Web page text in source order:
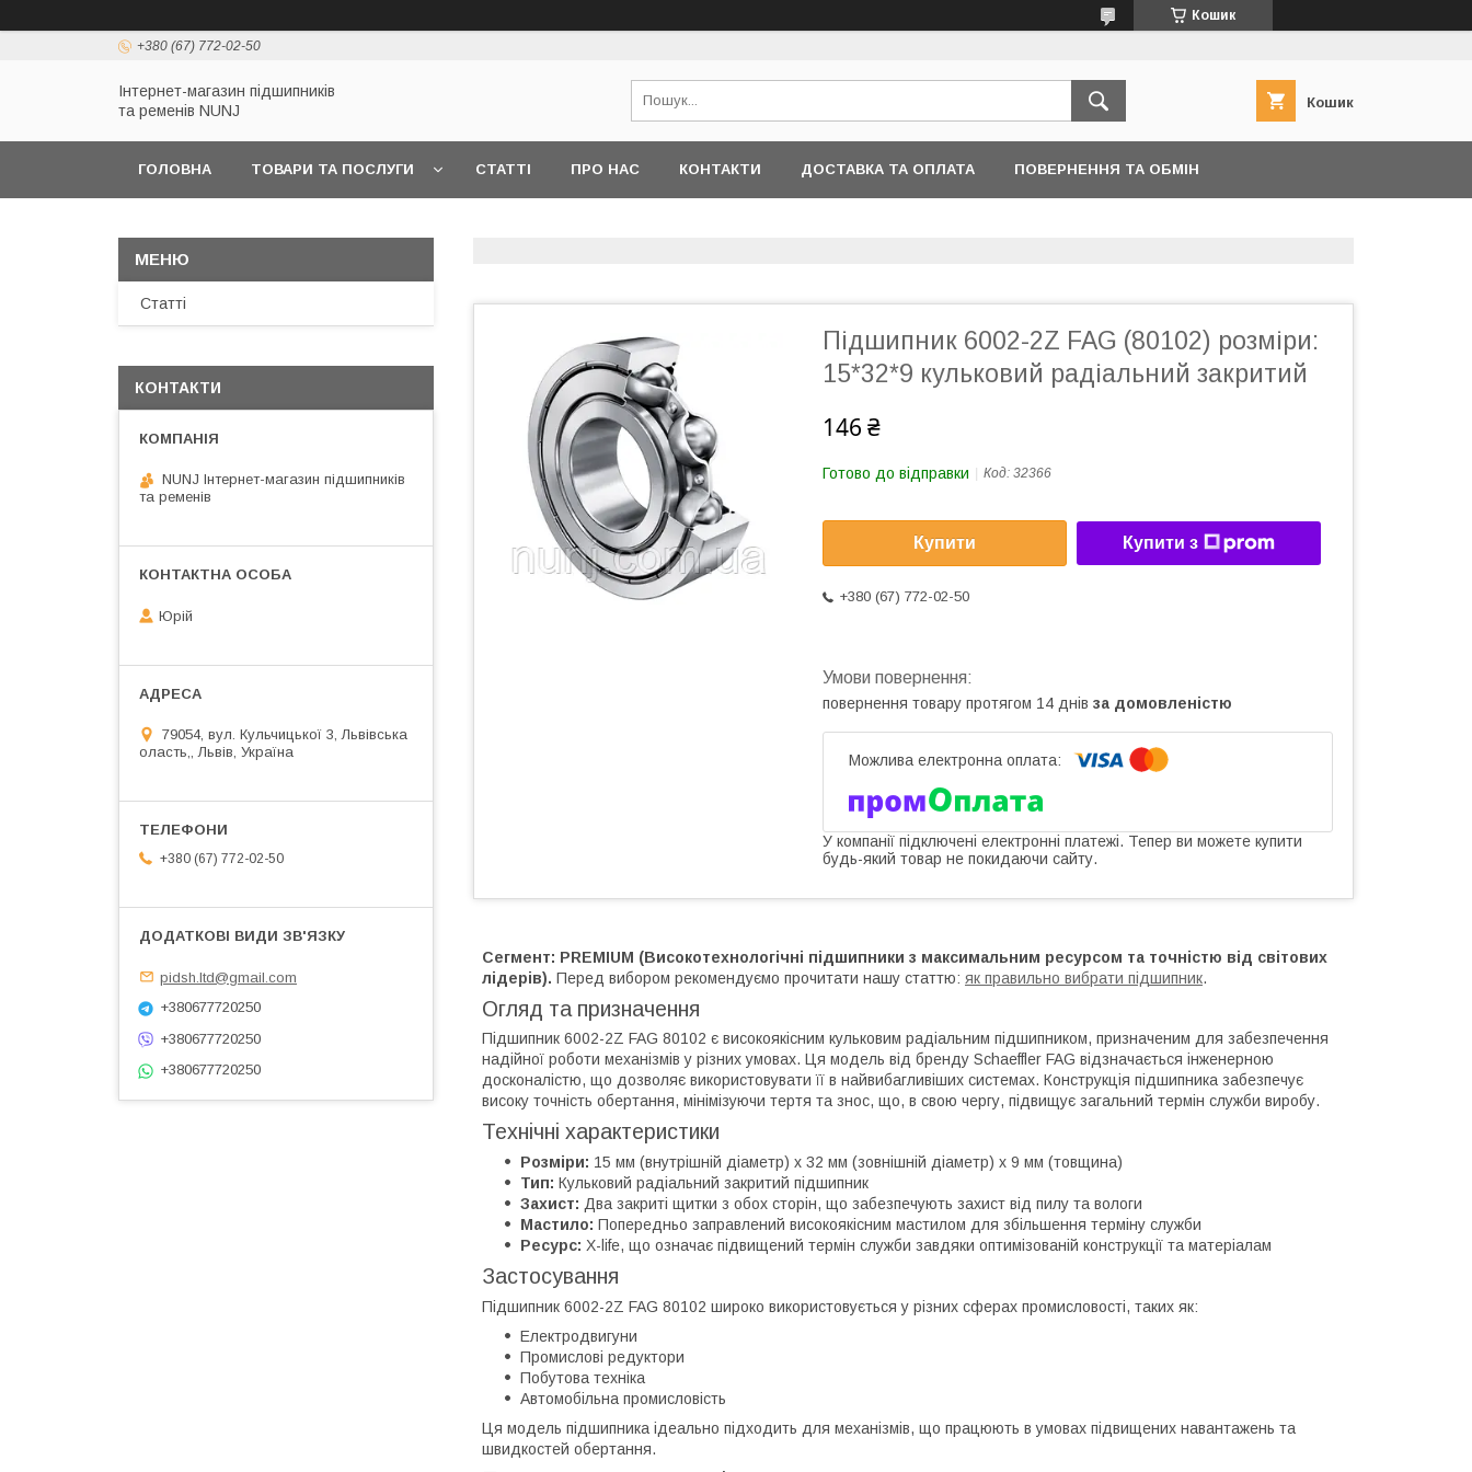
Кошик
+380 (67) 772-02-50
Інтернет-магазин підшипників
та ременів NUNJ
Кошик
ГОЛОВНА ТОВАРИ ТА ПОСЛУГИ СТАТТІ ПРО НАС КОНТАКТИ ДОСТАВКА ТА ОПЛАТА ПОВЕРНЕННЯ ТА ОБМІН
Підшипник 6002-2Z FAG (80102) розміри:
15*32*9 кульковий радіальний закритий
146 ₴
Готово до відправки Код: 32366
Купити Купити з
+380 (67) 772-02-50
повернення товару протягом 14 днів за домовленістю
У компанії підключені електронні платежі. Тепер ви можете купити
будь-який товар не покидаючи сайту.
Сегмент: PREMIUM (Високотехнологічні підшипники з максимальним ресурсом та точністю від світових
лідерів). Перед вибором рекомендуємо прочитати нашу статтю: як правильно вибрати підшипник.
Огляд та призначення
Підшипник 6002-2Z FAG 80102 є високоякісним кульковим радіальним підшипником, призначеним для забезпечення
надійної роботи механізмів у різних умовах. Ця модель від бренду Schaeffler FAG відзначається інженерною
досконалістю, що дозволяє використовувати її в найвибагливіших системах. Конструкція підшипника забезпечує
високу точність обертання, мінімізуючи тертя та знос, що, в свою чергу, підвищує загальний термін служби виробу.
Технічні характеристики
Розміри: 15 мм (внутрішній діаметр) x 32 мм (зовнішній діаметр) x 9 мм (товщина)
Тип: Кульковий радіальний закритий підшипник
Захист: Два закриті щитки з обох сторін, що забезпечують захист від пилу та вологи
Мастило: Попередньо заправлений високоякісним мастилом для збільшення терміну служби
Ресурс: X-life, що означає підвищений термін служби завдяки оптимізованій конструкції та матеріалам
Застосування
Підшипник 6002-2Z FAG 80102 широко використовується у різних сферах промисловості, таких як:
Електродвигуни
Промислові редуктори
Побутова техніка
Автомобільна промисловість
Ця модель підшипника ідеально підходить для механізмів, що працюють в умовах підвищених навантажень та
швидкостей обертання.
Статті
КОНТАКТИ
NUNJ Інтернет-магазин підшипників
та ременів
Юрій
79054, вул. Кульчицької 3, Львівська
оласть,, Львів, Україна
+380 (67) 772-02-50
pidsh.ltd@gmail.com
+380677720250
+380677720250
+380677720250